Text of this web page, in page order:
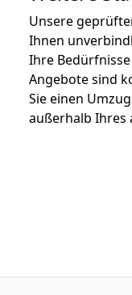
Unsere
Ihnen
Ihre
Angebote sind
Sie einen
außerhalb Ihres